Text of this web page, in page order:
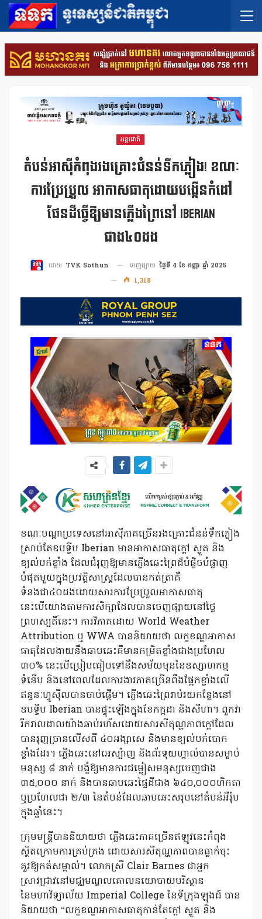
អន្តរជាតិ
តំបន់អាស៊ីកំពុងរងគ្រោះជំនន់ទឹកភ្លៀង! ខណៈ
ការប្រែប្រួល អាកាសធាតុដោយបង្កើនកំដៅ
ផែនដីធ្វើឱ្យមានភ្លើងព្រៃនៅ Iberian
ជាង៤០ដង
ដោយ TVK Sothun ចេញផ្សាយ ថ្ងៃទី 4 ខែ កញ្ញា ឆ្នាំ 2025
1,318
ខណៈបណ្តាប្រទេសនៅអាស៊ីភាគច្រើនរងគ្រោះជំនន់ទឹកភ្លៀង
ស្រាប់តែឧបទ្វីប Iberian មានអាកាសធាតុក្តៅ ស្ងួត និង
ខ្យល់បក់ខ្លាំង ដែលជំរុញឱ្យមានភ្លើងឆេះព្រៃដ៏បំផ្លិចបំផ្លាញ
បំផុតមួយក្នុងប្រវត្តិសាស្រ្តដែលបានកត់ត្រាគឺ
ទំនងជា៤០ដងដោយសារការប្រែប្រួលអាកាសធាតុ
នេះបើយោងតាមការសិក្សាដែលបានចេញផ្សាយនៅថ្ងៃ
ព្រហស្បតិ៍នេះ។ ការវិភាគដោយ World Weather
Attribution ឬ WWA បាននិយាយថា លក្ខខណ្ឌអាកាស
ធាតុដែលងាយនឹងឆាបឆេះគឺមានកម្រិតខ្លាំងជាងប្រហែល
៣០% នេះបើប្រៀបធៀបទៅនឹងសម័យមុននៃឧស្សាហកម្ម
ទំនើប និងនៅពេលដែលការងារភាគច្រើនពឹងផ្អែកខ្លាំងលើ
ឥន្ធនៈហ្វូស៊ីលបានចាប់ផ្តើម។ ភ្លើងឆេះព្រៃរាប់រយកន្លែងនៅ
ឧបទ្វីប Iberian បានផ្ទុះឡើងក្នុងខែកក្កដា និងសីហា។ ពួកវា
រីករាលដាលយ៉ាងឆាប់រហ័សដោយសារសីតុណ្ហភាពក្តៅដែល
បានរុញច្រានលើសពី ៤០អង្សាសេ និងមានខ្យល់បក់បោក
ខ្លាំងដែរ។ ភ្លើងឆេះនៅអេស្ប៉ាញ និងព័រទុយហ្គាល់បានសម្លាប់
មនុស្ស ៨ នាក់ បង្ខំឱ្យមានការជម្លៀសមនុស្សចេញជាង
៣៥,០០០ នាក់ និងបានឆាបឆេះផ្ទៃដីជាង ៦៤០,០០០ហិកតា
ឬប្រហែលជា ២/៣ នៃតំបន់ដែលឆាបឆេះសរុបនៅតំបន់អឺរ៉ុប
ក្នុងឆ្នាំនេះ។
ក្រុមមន្ត្រីបាននិយាយថា ភ្លើងឆេះភាគច្រើនឥឡូវនេះកំពុង
ស្ថិតក្រោមការគ្រប់គ្រង ដោយសារសីតុណ្ហភាពបានធ្លាក់ចុះ
គួរឱ្យកត់សម្គាល់។ លោកស្រី Clair Barnes ជាអ្នក
ស្រាវជ្រាវនៅមជ្ឈមណ្ឌលគោលនយោបាយបរិស្ថាន
នៃមហាវិទ្យាល័យ Imperial College នៃទីក្រុងឡុងដ៍ បាន
និយាយថា “លក្ខខណ្ឌអាកាសធាតុកាន់តែក្តៅ ស្ងួត និង